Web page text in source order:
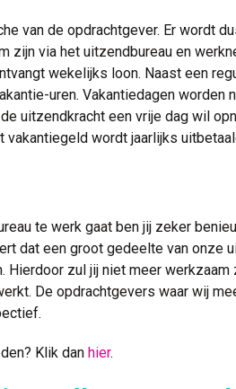
van de opdrachtgever. Er wordt
zijn via het uitzendbureau en
wekelijks loon. Naast een
uren. Vakantiedagen worden
uitzendkracht een vrije dag wil
wordt jaarlijks
te werk gaat ben jij zeker
dat een groot gedeelte van onze
Hierdoor zul jij niet meer werkzaam
De opdrachtgevers waar wij
Klik dan hier.